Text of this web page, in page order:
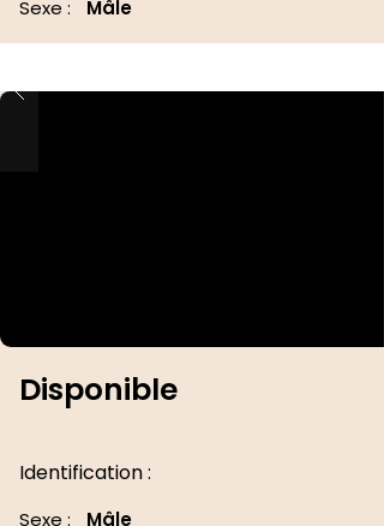
Sexe : Mâle
Disponible
Identification :
Sexe : Mâle